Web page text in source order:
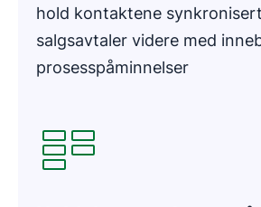
hold kontaktene
salgsavtaler videre med
prosesspåminnelser